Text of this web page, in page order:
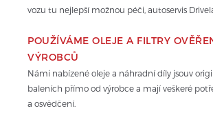
vozu tu nejlepší možnou péči, autoservis
POUŽÍVÁME OLEJE A FILTRY
VÝROBCŮ
Námi nabízené oleje a náhradní díly jsouv
baleních přímo od výrobce a mají veškeré
a osvědčení.